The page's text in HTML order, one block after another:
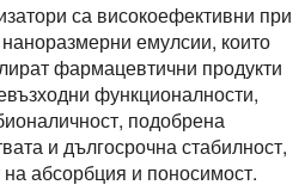
са високоефективни при
емулсии, които
фармацевтични продукти
функционалности,
подобрена
и дългосрочна стабилност,
на абсорбция и поносимост.